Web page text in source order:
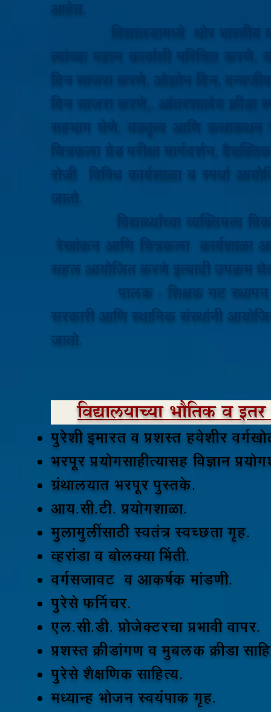
आहेत.
विद्यालयामध्ये थोर भारतीय
त्यांच्या महान कार्याशी परिचित
दिन साजरा करणे, ओझोन दिन,
दिन साजरा करणे,. आंतरशालेय क्रीडा
सहभाग घेणे. वक्तृत्व आणि कथाकथन
चित्रकला ग्रेड परीक्षा मार्गदर्शन,
रोजी विविध कार्यशाळा व स्पर्धा
जातो.
विद्यार्थ्यांच्या व्यक्तिमत्व
रेखांकन आणि चित्रकला कार्यशाळा
सहल आयोजित करणे इत्यादी उपक्रम
पालक - शिक्षक गट स्थापन करून
सरकारी आणि स्थानिक संस्थांनी
जातो.
विद्यालयाच्या भौतिक व
पुरेशी इमारत व प्रशस्त हवेशीर
भरपूर प्रयोगसाहीत्यासह विज्ञान
ग्रंथालयात भरपूर पुस्तके.
आय.सी.टी. प्रयोगशाळा.
मुलामुलींसाठी स्वतंत्र स्वच्छता गृह.
व्हरांडा व बोलक्या भिंती.
वर्गसजावट व आकर्षक मांडणी.
पुरेसे फर्निचर.
एल.सी.डी. प्रोजेक्टरचा प्रभावी वापर.
प्रशस्त क्रीडांगण व मुबलक क्रीडा
पुरेसे शैक्षणिक साहित्य.
मध्यान्ह भोजन स्वयंपाक गृह.